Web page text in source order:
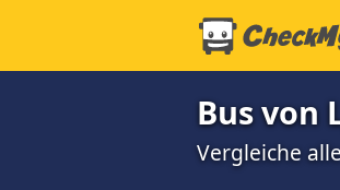
Bus von
Vergleiche